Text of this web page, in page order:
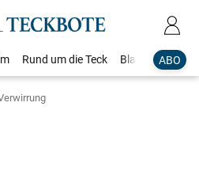
ABO
Rund um die Teck Blaulicht